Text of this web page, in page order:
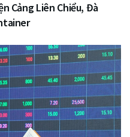
Cảng Liên Chiểu, Đà